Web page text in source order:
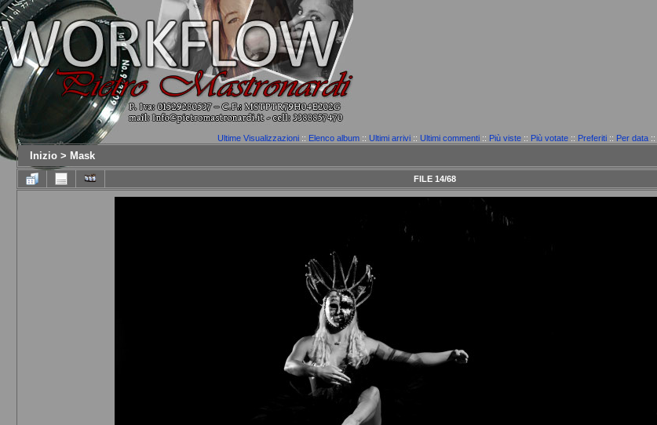
Ultime Visualizzazioni :: Elenco album :: Ultimi arrivi :: Ultimi commenti :: Più viste :: Più votate :: Preferiti :: Per data ::
Inizio > Mask
FILE 14/68